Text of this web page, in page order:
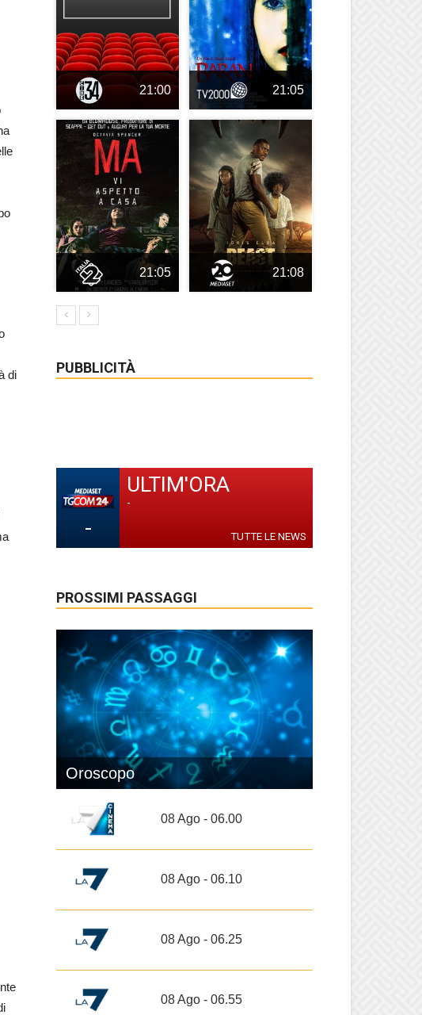
di
21:00 21:05
21:05 21:08
PUBBLICITÀ
-
ULTIM'ORA
-
TUTTE LE NEWS
PROSSIMI PASSAGGI
Oroscopo
08 Ago - 06.00
08 Ago - 06.10
08 Ago - 06.25
08 Ago - 06.55